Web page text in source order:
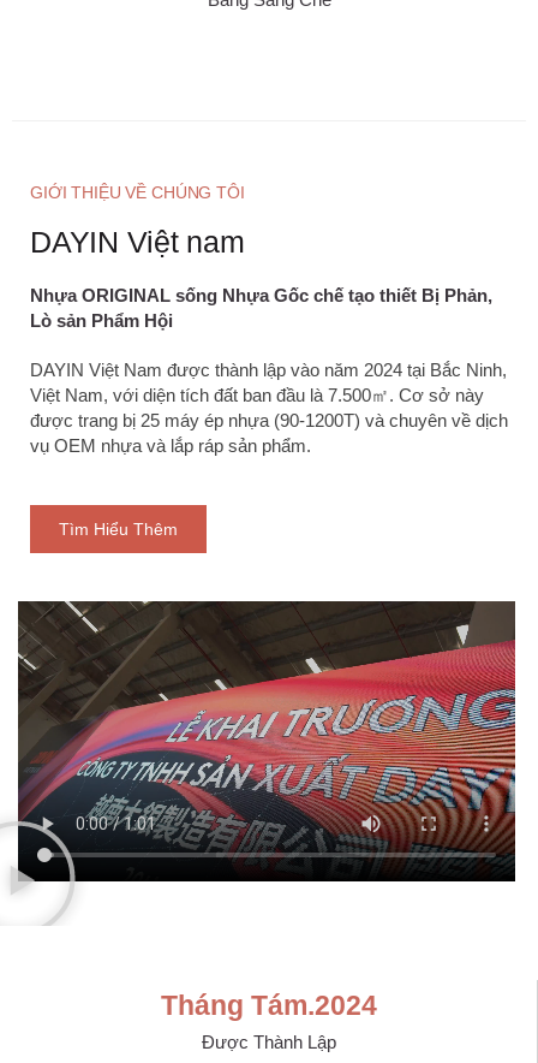
GIỚI THIỆU VỀ CHÚNG TÔI
DAYIN Việt nam
Nhựa ORIGINAL sống Nhựa Gốc chế tạo thiết Bị Phản,
Lò sản Phẩm Hội
DAYIN Việt Nam được thành lập vào năm 2024 tại Bắc Ninh,
Việt Nam, với diện tích đất ban đầu là 7.500㎡. Cơ sở này
được trang bị 25 máy ép nhựa (90-1200T) và chuyên về dịch
vụ OEM nhựa và lắp ráp sản phẩm.
Tìm Hiểu Thêm
Được Thành Lập
Tháng Tám.2024